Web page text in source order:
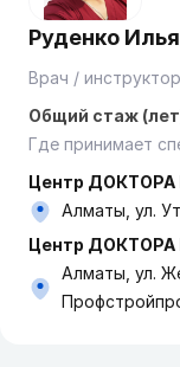
Руденко
Врач /
Общий стаж
Где принимает
Центр ДОКТОРА
Алматы, ул.
Центр ДОКТОРА
Алматы, ул.